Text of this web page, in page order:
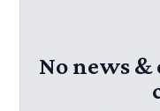
No news